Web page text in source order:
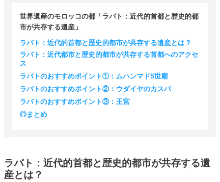
世界遺産のモロッコの都「ラバト：近代的首都と歴史的都
市が共存する遺産」
ラバト：近代的首都と歴史的都市が共存する遺産とは？
ラバト：近代都市と歴史的都市が共存する首都へのアクセ
ス
ラバトのおすすめポイント①：ムハンマド5世廟
ラバトのおすすめポイント②：ウダイヤのカスバ
ラバトのおすすめポイント③：王宮
◎まとめ
ラバト：近代的首都と歴史的都市が共存する遺
産とは？